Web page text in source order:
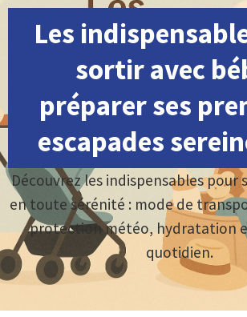
Les
sortir avec
préparer ses
escapades
Découvrez les indispensables pour
en toute sérénité : mode de
protection météo, hydratation
quotidien.